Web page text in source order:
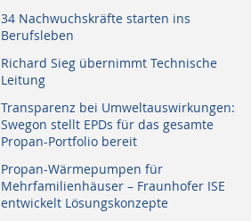
34 Nachwuchskräfte starten ins
Berufsleben
Richard Sieg übernimmt Technische
Leitung
Transparenz bei Umweltauswirkungen:
Swegon stellt EPDs für das gesamte
Propan-Portfolio bereit
Propan-Wärmepumpen für
Mehrfamilienhäuser – Fraunhofer ISE
entwickelt Lösungskonzepte